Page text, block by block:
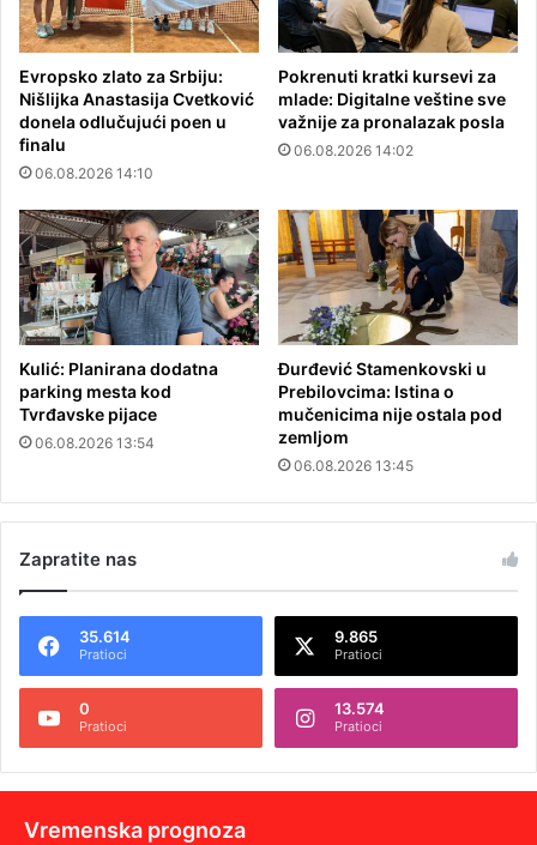
Evropsko zlato za Srbiju:
Nišlijka Anastasija Cvetković
donela odlučujući poen u
finalu
06.08.2026 14:10
Pokrenuti kratki kursevi za
mlade: Digitalne veštine sve
važnije za pronalazak posla
06.08.2026 14:02
Kulić: Planirana dodatna
parking mesta kod
Tvrđavske pijace
06.08.2026 13:54
Đurđević Stamenkovski u
Prebilovcima: Istina o
mučenicima nije ostala pod
zemljom
06.08.2026 13:45
Zapratite nas
35.614
Pratioci
9.865
Pratioci
0
Pratioci
13.574
Pratioci
Vremenska prognoza